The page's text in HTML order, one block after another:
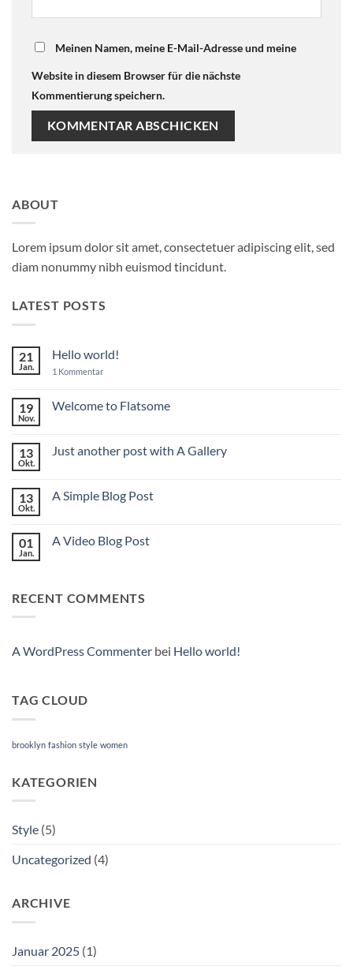
Meinen Namen, meine E-Mail-Adresse und meine
Website in diesem Browser für die nächste
Kommentierung speichern.
ABOUT
Lorem ipsum dolor sit amet, consectetuer adipiscing elit, sed
diam nonummy nibh euismod tincidunt.
LATEST POSTS
21
Jan.
Hello world!
1 Kommentarzu
19
Nov.
Welcome to Flatsome
Welcome
13
Okt.
Just another post with A Gallery
Just
A
Gallery
13
Okt.
A Simple Blog Post
A
01
Jan.
A Video Blog Post
Video
RECENT COMMENTS
A WordPress Commenter bei Hello world!
TAG CLOUD
brooklyn fashion style women
KATEGORIEN
Style (5)
Uncategorized (4)
ARCHIVE
Januar 2025 (1)